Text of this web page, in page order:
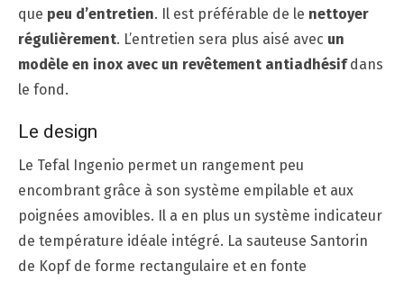
que peu d’entretien. Il est préférable de le nettoyer
régulièrement. L’entretien sera plus aisé avec un
modèle en inox avec un revêtement antiadhésifdans
le fond.
Le design
Le Tefal Ingenio permet un rangement peu
encombrant grâce à son système empilable et aux
poignées amovibles. Il a en plus un système indicateur
de température idéale intégré. La sauteuse Santorin
de Kopf de forme rectangulaire et en fonte